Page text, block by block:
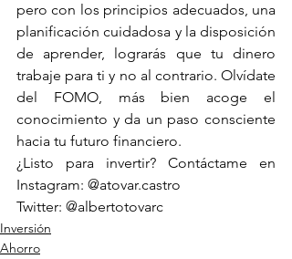
pero con los principios adecuados, una
planificación cuidadosa y la disposición
de aprender, lograrás que tu dinero
trabaje para ti y no al contrario. Olvídate
del FOMO, más bien acoge el
conocimiento y da un paso consciente
hacia tu futuro financiero.
¿Listo para invertir? Contáctame en
Instagram: @atovar.castro
Twitter: @albertotovarc
Inversión
Ahorro